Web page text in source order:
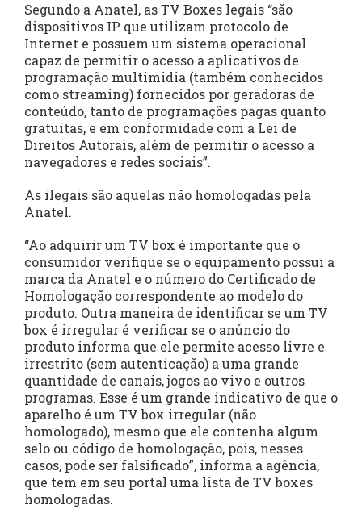
Segundo a Anatel, as TV Boxes legais “são
dispositivos IP que utilizam protocolo de
Internet e possuem um sistema operacional
capaz de permitir o acesso a aplicativos de
programação multimidia (também conhecidos
como streaming) fornecidos por geradoras de
conteúdo, tanto de programações pagas quanto
gratuitas, e em conformidade com a Lei de
Direitos Autorais, além de permitir o acesso a
navegadores e redes sociais”.
As ilegais são aquelas não homologadas pela
Anatel.
“Ao adquirir um TV box é importante que o
consumidor verifique se o equipamento possui a
marca da Anatel e o número do Certificado de
Homologação correspondente ao modelo do
produto. Outra maneira de identificar se um TV
box é irregular é verificar se o anúncio do
produto informa que ele permite acesso livre e
irrestrito (sem autenticação) a uma grande
quantidade de canais, jogos ao vivo e outros
programas. Esse é um grande indicativo de que o
aparelho é um TV box irregular (não
homologado), mesmo que ele contenha algum
selo ou código de homologação, pois, nesses
casos, pode ser falsificado”, informa a agência,
que tem em seu portal uma lista de TV boxes
homologadas.